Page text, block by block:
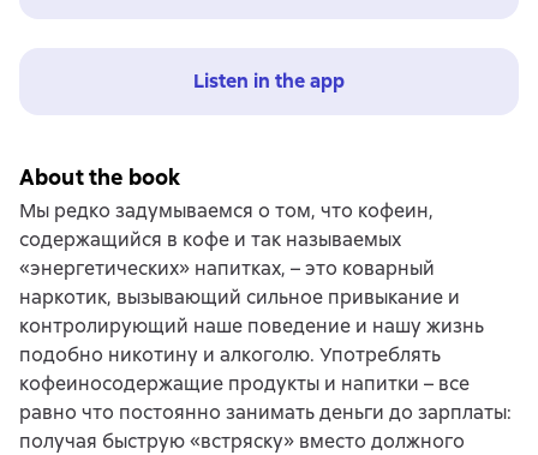
Listen in the app
About the book
Мы редко задумываемся о том, что кофеин,
содержащийся в кофе и так называемых
«энергетических» напитках, – это коварный
наркотик, вызывающий сильное привыкание и
контролирующий наше поведение и нашу жизнь
подобно никотину и алкоголю. Употреблять
кофеиносодержащие продукты и напитки – все
равно что постоянно занимать деньги до зарплаты:
получая быструю «встряску» вместо должного